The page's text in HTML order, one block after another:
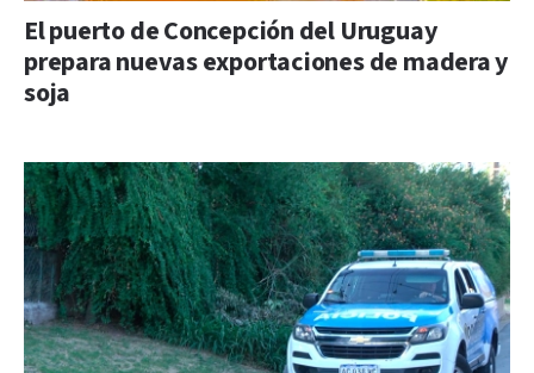
El puerto de Concepción del Uruguay
prepara nuevas exportaciones de madera y
soja